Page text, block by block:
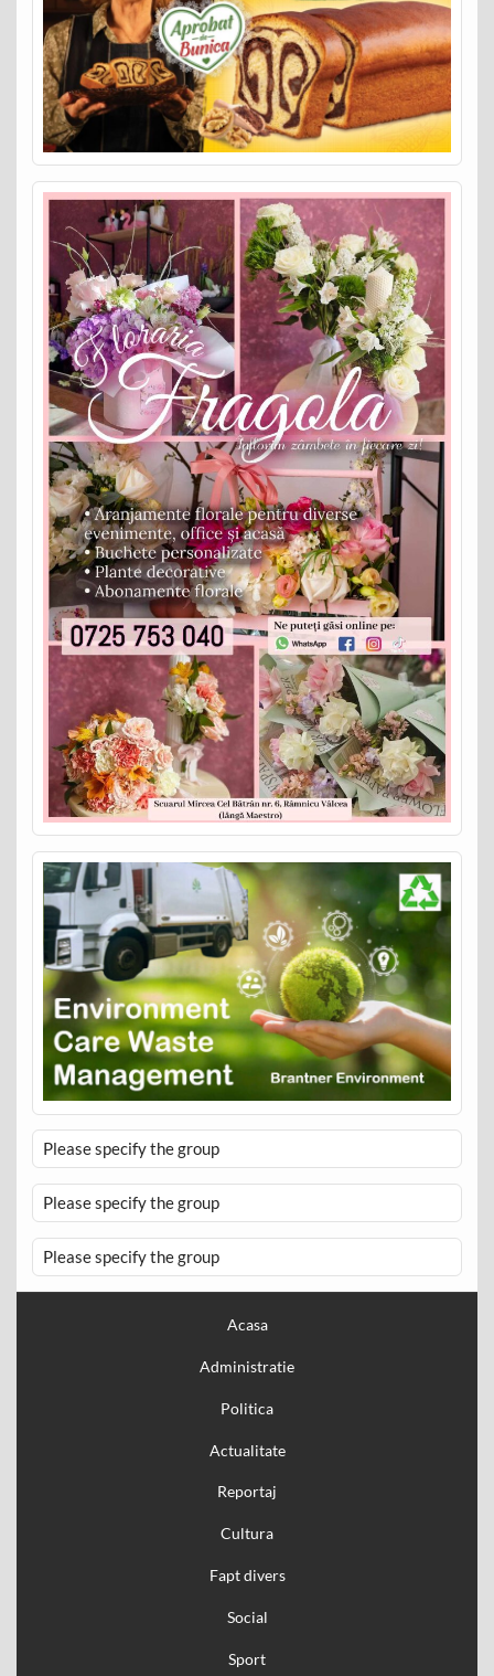
Please specify the group
Please specify the group
Please specify the group
Acasa
Administratie
Politica
Actualitate
Reportaj
Cultura
Fapt divers
Social
Sport